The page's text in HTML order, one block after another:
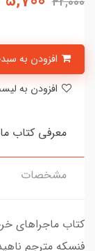
معرفی کتاب
مشخصات
فنسکه مترجم